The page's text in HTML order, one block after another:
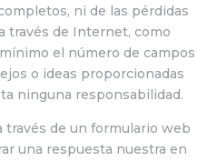
ni de las pérdidas
través de Internet, como
el número de campos
o ideas proporcionadas
ninguna responsabilidad.
través de un formulario web
una respuesta nuestra en